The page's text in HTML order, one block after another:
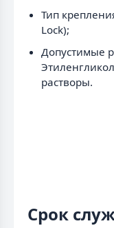
Тип
Lock);
Допустимые
растворы.
Срок